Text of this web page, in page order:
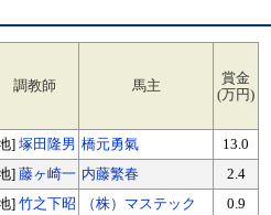
調教師 馬主
賞金
(万円)
] 塚田隆男 橋元勇氣
13.0
] 藤ヶ崎一 内藤繁春
2.4
] 竹之下昭 （株）マステック
0.9